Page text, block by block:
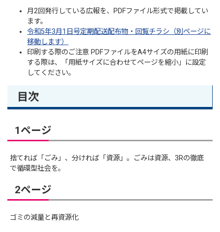
月2回発行している広報を、PDFファイル形式で掲載してい
ます。
令和5年3月1日号定期配送配布物・回覧チラシ（別ページに
移動します）
印刷する際のご注意 PDFファイルをA4サイズの用紙に印刷
する際は、「用紙サイズに合わせてページを縮小」に設定
してください。
目次
1ページ
捨てれば「ごみ」、分ければ「資源」。ごみは資源、3Rの徹底
で循環型社会を。
2ページ
ゴミの減量と再資源化